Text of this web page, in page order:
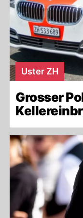
Uster ZH
Grosser